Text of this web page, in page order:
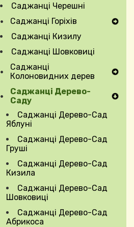
Саджанці Черешні
Саджанці Горіхів
Expand Secondary Navigation Menu
Саджанці Кизилу
Саджанці Шовковиці
Саджанці
Колоновидних дерев
Expand Secondary Navigation Menu
Саджанці Дерево-
Саду
Expand Secondary Navigation Menu
Саджанці Дерево-Сад
Яблуні
Саджанці Дерево-Сад
Груші
Саджанці Дерево-Сад
Кизила
Саджанці Дерево-Сад
Шовковиці
Саджанці Дерево-Сад
Абрикоса